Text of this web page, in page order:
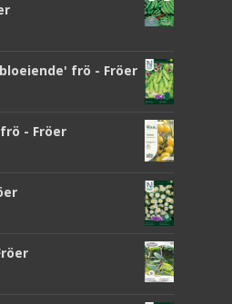
frö - Fröer
- Fröer